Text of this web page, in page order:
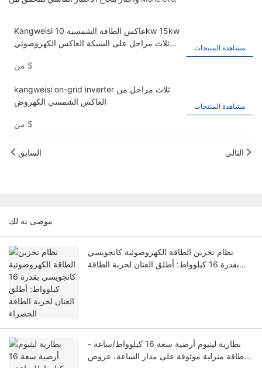
Kangweisi عاكس الطاقة الشمسية 10kw 15kw
ثلاث مراحل على الشبكة العاكس الكهروضوئي
$
مشاهدة المنتجات
kangweisi on-grid inverter ثلاث مراحل من
العاكس الشمسي الكهروض
$
مشاهدة المنتجات
السابق التالي
موصى به لك
نظام تخزين الطاقة الكهروضوئية كانجويسي
بقدرة 16 كيلوواط: أطلق العنان لحرية الطاقة
بطارية ليثيوم أرضية سعة 16 كيلوواط/ساعة -
طاقة منزلية موثوقة على مدار الساعة، عروض